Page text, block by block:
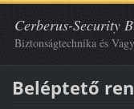
Cerberus-Security
Biztonságtechnika és
Beléptető